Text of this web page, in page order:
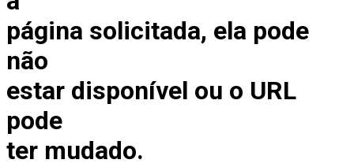
página solicitada, ela pode
não
estar disponível ou o URL
pode
ter mudado.